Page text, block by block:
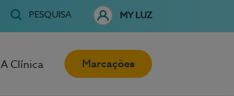
PESQUISA MY LUZ
A Clínica Marcações